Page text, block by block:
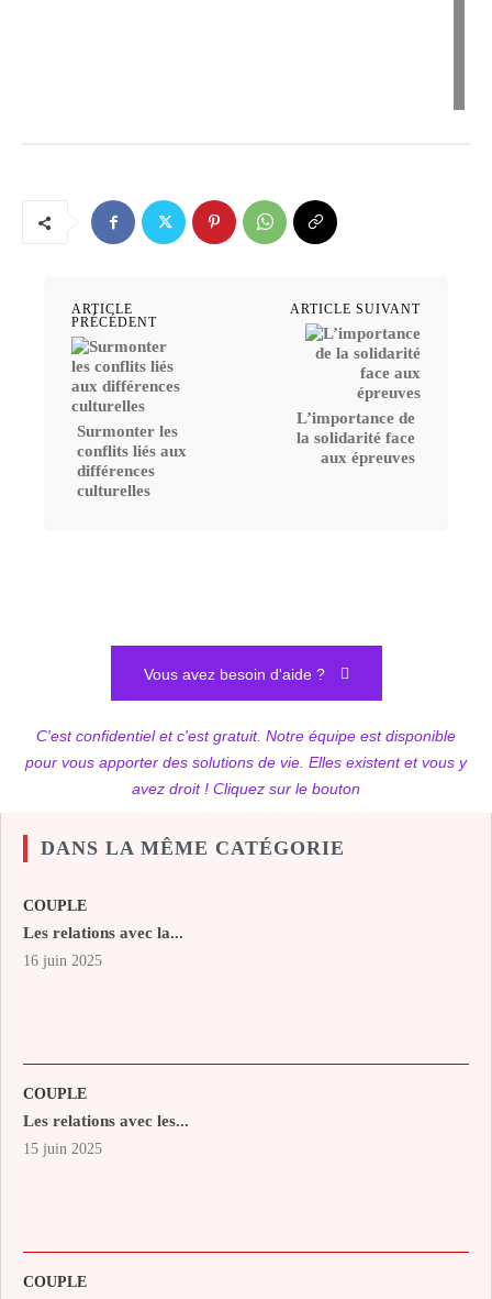
ARTICLE
PRÉCÉDENT
Surmonter les
conflits liés aux
différences
culturelles
ARTICLE SUIVANT
L’importance de
la solidarité face
aux épreuves
Vous avez besoin d'aide ?
C'est confidentiel et c'est gratuit. Notre équipe est disponible
pour vous apporter des solutions de vie. Elles existent et vous y
avez droit ! Cliquez sur le bouton
DANS LA MÊME CATÉGORIE
COUPLE
Les relations avec la...
16 juin 2025
COUPLE
Les relations avec les...
15 juin 2025
COUPLE